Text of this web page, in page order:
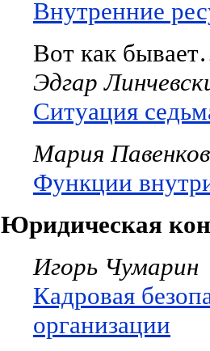
Внутренние
Вот как
Эдгар
Ситуация
Мария
Функции
Юридическая
Игорь Чумарин
Кадровая
организации